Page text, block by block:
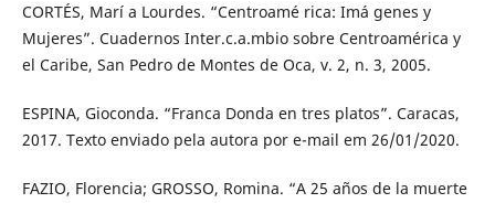
CORTÉS, Marí a Lourdes. “Centroamé rica: Imá genes y
Mujeres”. Cuadernos Inter.c.a.mbio sobre Centroamérica y
el Caribe, San Pedro de Montes de Oca, v. 2, n. 3, 2005.
ESPINA, Gioconda. “Franca Donda en tres platos”. Caracas,
2017. Texto enviado pela autora por e-mail em 26/01/2020.
FAZIO, Florencia; GROSSO, Romina. “A 25 años de la muerte